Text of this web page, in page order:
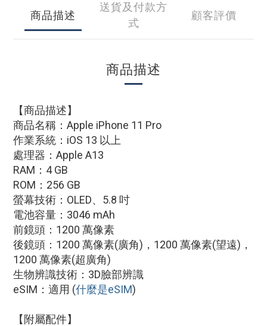
商品描述
送貨及付款方
式
顧客評價
商品描述
【商品描述】
商品名稱：Apple iPhone 11 Pro
作業系統：iOS 13 以上
處理器：Apple A13
RAM：4 GB
ROM：256 GB
螢幕技術：OLED、5.8 吋
電池容量：3046 mAh
前鏡頭：1200 萬像素
後鏡頭：1200 萬像素(廣角)，1200 萬像素(望遠)，
1200 萬像素(超廣角)
生物辨識技術：3D臉部辨識
eSIM：適用 (什麼是eSIM)
【附屬配件】